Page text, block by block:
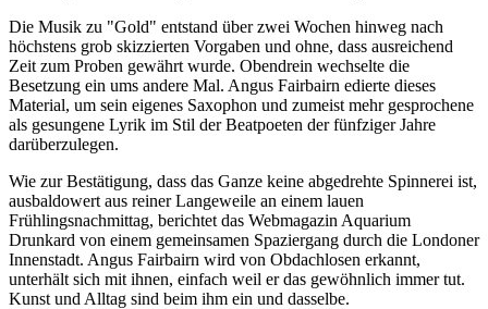
Die Musik zu "Gold" entstand über zwei Wochen hinweg nach
höchstens grob skizzierten Vorgaben und ohne, dass ausreichend
Zeit zum Proben gewährt wurde. Obendrein wechselte die
Besetzung ein ums andere Mal. Angus Fairbairn edierte dieses
Material, um sein eigenes Saxophon und zumeist mehr gesprochene
als gesungene Lyrik im Stil der Beatpoeten der fünfziger Jahre
darüberzulegen.
Wie zur Bestätigung, dass das Ganze keine abgedrehte Spinnerei ist,
ausbaldowert aus reiner Langeweile an einem lauen
Frühlingsnachmittag, berichtet das Webmagazin Aquarium
Drunkard von einem gemeinsamen Spaziergang durch die Londoner
Innenstadt. Angus Fairbairn wird von Obdachlosen erkannt,
unterhält sich mit ihnen, einfach weil er das gewöhnlich immer tut.
Kunst und Alltag sind beim ihm ein und dasselbe.